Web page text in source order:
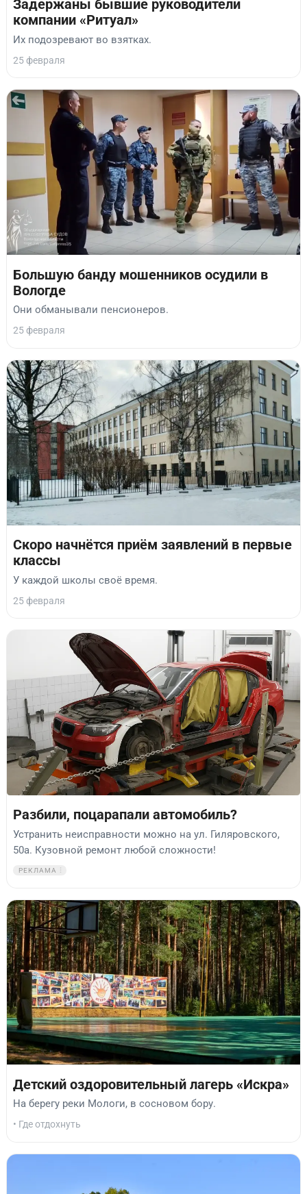
Задержаны бывшие руководители
компании «Ритуал»
Их подозревают во взятках.
25 февраля
Большую банду мошенников осудили в
Вологде
Они обманывали пенсионеров.
25 февраля
Скоро начнётся приём заявлений в первые
классы
У каждой школы своё время.
25 февраля
Разбили, поцарапали автомобиль?
Устранить неисправности можно на ул. Гиляровского,
50а. Кузовной ремонт любой сложности!
РЕКЛАМА
Детский оздоровительный лагерь «Искра»
На берегу реки Мологи, в сосновом бору.
• Где отдохнуть